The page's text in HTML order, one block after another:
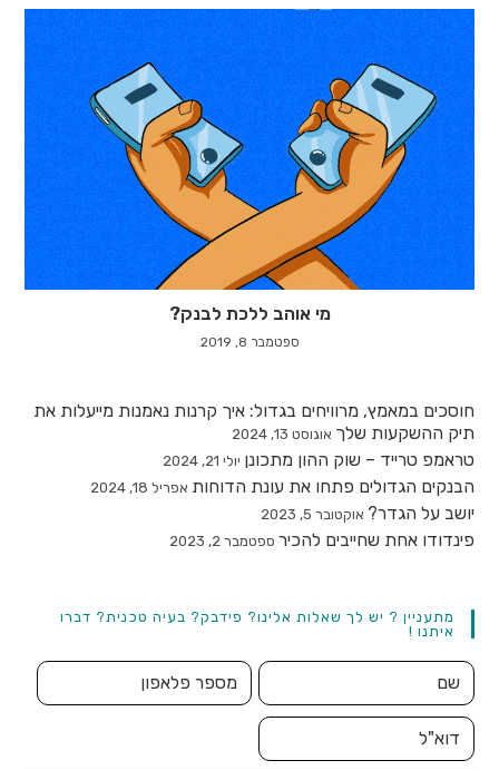
מי אוהב ללכת לבנק?
ספטמבר 8, 2019
חוסכים במאמץ, מרוויחים בגדול: איך קרנות נאמנות מייעלות את
תיק ההשקעות שלך אוגוסט 13, 2024
טראמפ טרייד – שוק ההון מתכונן יולי 21, 2024
הבנקים הגדולים פתחו את עונת הדוחות אפריל 18, 2024
יושב על הגדר? אוקטובר 5, 2023
פינדודו אחת שחייבים להכיר ספטמבר 2, 2023
מתעניין ? יש לך שאלות אלינו? פידבק? בעיה טכנית? דברו
איתנו !